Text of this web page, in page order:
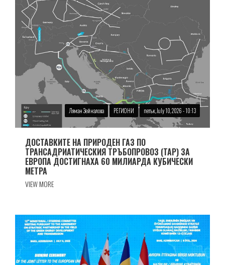
Ляман Зейналова РЕГИОНИ петък, July 10, 2026 - 10:13
ДОСТАВКИТЕ НА ПРИРОДЕН ГАЗ ПО
ТРАНСАДРИАТИЧЕСКИЯ ТРЪБОПРОВОЗ (TAP) ЗА
ЕВРОПА ДОСТИГНАХА 60 МИЛИАРДА КУБИЧЕСКИ
МЕТРА
VIEW MORE